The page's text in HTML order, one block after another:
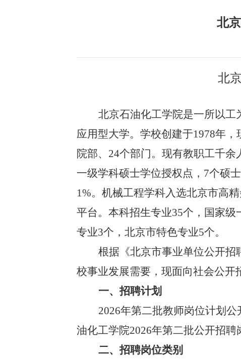
北
北
北京石油化工学院是一所以
应用型大学。学校创建于1978年
院部、24个部门。现有教职工千
一级学科硕士学位授权点，7个硕
1%。机械工程学科入选北京市高
平台。本科招生专业35个，国家
专业3个，北京市特色专业5个。
根据《北京市事业单位公开招
校事业发展需要，现面向社会公开
一、招聘计划
2026年第二批教师岗位计划
油化工学院2026年第二批公开招聘
二、招聘岗位类别